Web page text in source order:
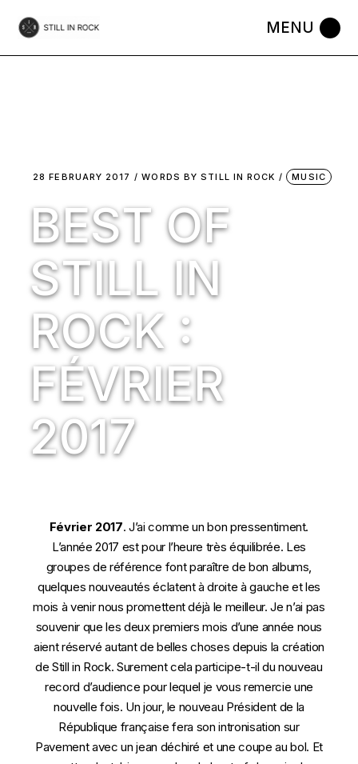
the
28 FEBRUARY 2017 WORDS BYSTILL IN ROCK MUSIC
BEST OF
STILL IN
ROCK :
FÉVRIER
2017
Février 2017. J’ai comme un bon pressentiment.
L’année 2017 est pour l’heure très équilibrée. Les
groupes de référence font paraître de bon albums,
quelques nouveautés éclatent à droite à gauche et les
mois à venir nous promettent déjà le meilleur. Je n’ai pas
souvenir que les deux premiers mois d’une année nous
aient réservé autant de belles choses depuis la création
de Still in Rock. Surement cela participe-t-il du nouveau
record d’audience pour lequel je vous remercie une
nouvelle fois. Un jour, le nouveau Président de la
République française fera son intronisation sur
Pavement avec un jean déchiré et une coupe au bol. Et